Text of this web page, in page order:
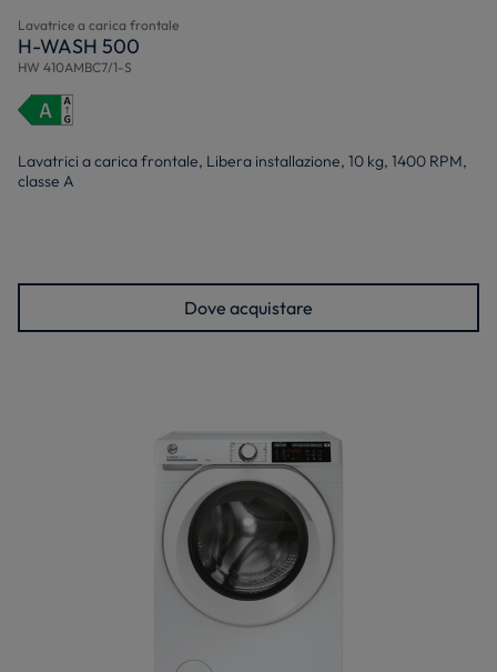
Lavatrice a carica frontale
H-WASH 500
HW 410AMBC7/1-S
Lavatrici a carica frontale, Libera installazione, 10 kg, 1400 RPM,
classe A
Dove acquistare